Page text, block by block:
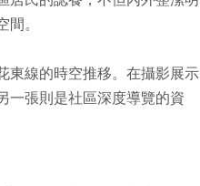
。
東線的時空推移。在攝影展示
一張則是社區深度導覽的資